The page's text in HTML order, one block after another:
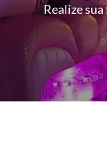
Realize